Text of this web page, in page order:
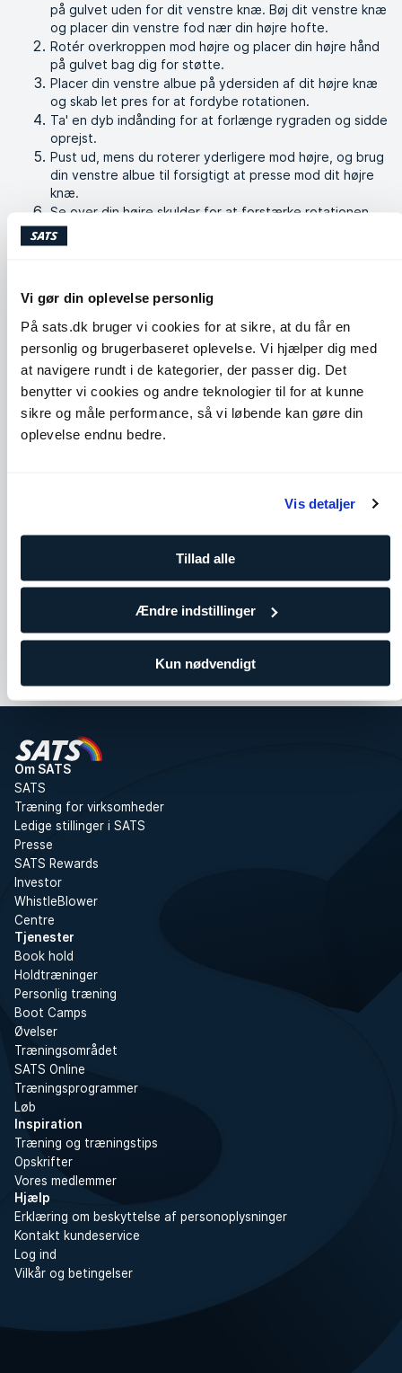
Vi gør din oplevelse personlig
På sats.dk bruger vi cookies for at sikre, at du får en
personlig og brugerbaseret oplevelse. Vi hjælper dig med
at navigere rundt i de kategorier, der passer dig. Det
benytter vi cookies og andre teknologier til for at kunne
sikre og måle performance, så vi løbende kan gøre din
oplevelse endnu bedre.
Vis detaljer
Tillad alle
Ændre indstillinger
Kun nødvendigt
på gulvet uden for dit venstre knæ. Bøj dit venstre knæ
og placer din venstre fod nær din højre hofte.
Rotér overkroppen mod højre og placer din højre hånd
på gulvet bag dig for støtte.
Placer din venstre albue på ydersiden af dit højre knæ
og skab let pres for at fordybe rotationen.
Ta' en dyb indånding for at forlænge rygraden og sidde
oprejst.
Pust ud, mens du roterer yderligere mod højre, og brug
din venstre albue til forsigtigt at presse mod dit højre
knæ.
Se over din højre skulder for at forstærke rotationen
og strækningen. Hold denne position i 20-30 sekunder
og ånd dybt og jævnt.
Lignende øvelser
Skuldre Core Bryst Bryst Arme
Om SATS
SATS
Træning for virksomheder
Ledige stillinger i SATS
Presse
SATS Rewards
Investor
WhistleBlower
Centre
Tjenester
Book hold
Holdtræninger
Personlig træning
Boot Camps
Øvelser
Træningsområdet
SATS Online
Træningsprogrammer
Løb
Inspiration
Træning og træningstips
Opskrifter
Vores medlemmer
Hjælp
Erklæring om beskyttelse af personoplysninger
Kontakt kundeservice
Log ind
Vilkår og betingelser